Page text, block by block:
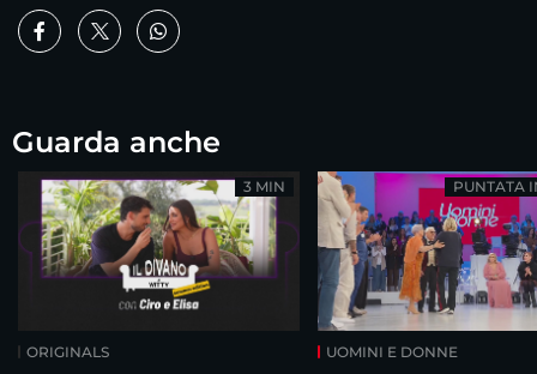
Guarda anche
ORIGINALS
3 MIN
UOMINI E DONNE
PUNTATA